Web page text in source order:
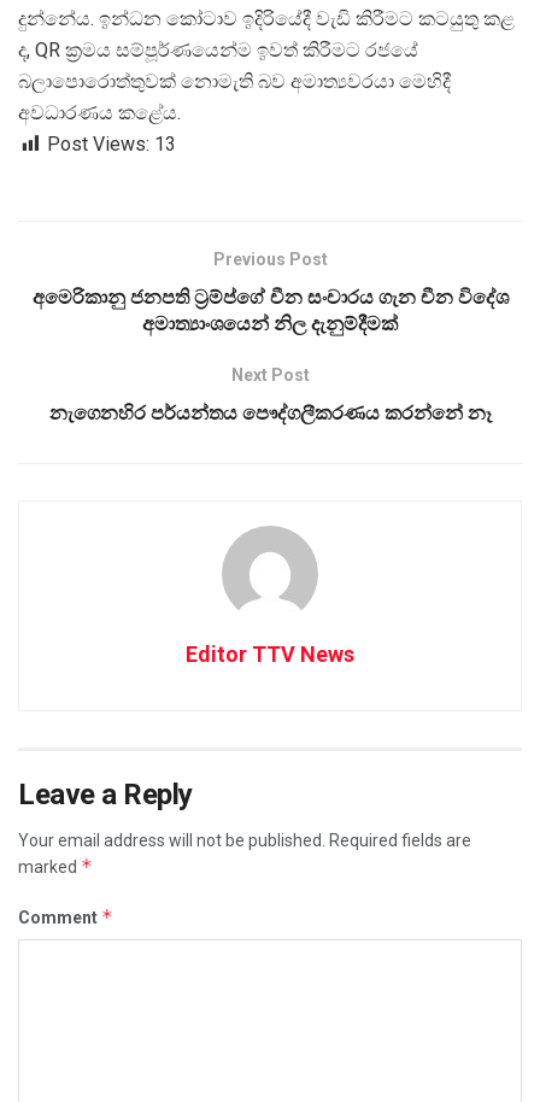
දුන්නේය. ඉන්ධන කෝටාව ඉදිරියේදී වැඩි කිරීමට කටයුතු කළ
ද, QR ක්රමය සම්පූර්ණයෙන්ම ඉවත් කිරීමට රජයේ
බලාපොරොත්තුවක් නොමැති බව අමාත්යවරයා මෙහිදී
අවධාරණය කළේය.
Post Views: 13
Previous Post
අමෙරිකානු ජනපති ට්‍රම්ප්ගේ චීන සංචාරය ගැන චීන විදේශ
අමාත්‍යාංශයෙන් නිල දැනුම්දීමක්
Next Post
නැගෙනහිර පර්යන්තය පෞද්ගලීකරණය කරන්නේ නෑ
Editor TTV News
Leave a Reply
Your email address will not be published.
Required fields are
marked *
Comment *